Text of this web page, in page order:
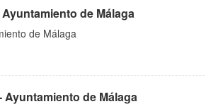
de Málaga
de Málaga
de Málaga